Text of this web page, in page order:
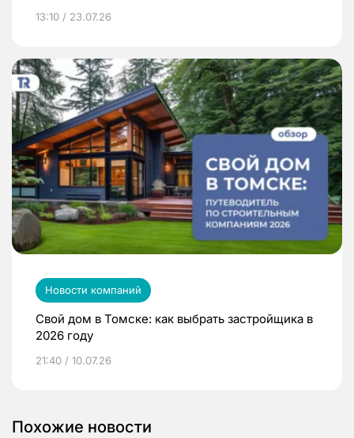
13:10 / 23.07.26
Новости компаний
Свой дом в Томске: как выбрать застройщика в
2026 году
21:40 / 10.07.26
Похожие новости